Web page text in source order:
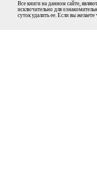
Все книги на данном сайте,
исключительно для
суток удалить ее. Если вы